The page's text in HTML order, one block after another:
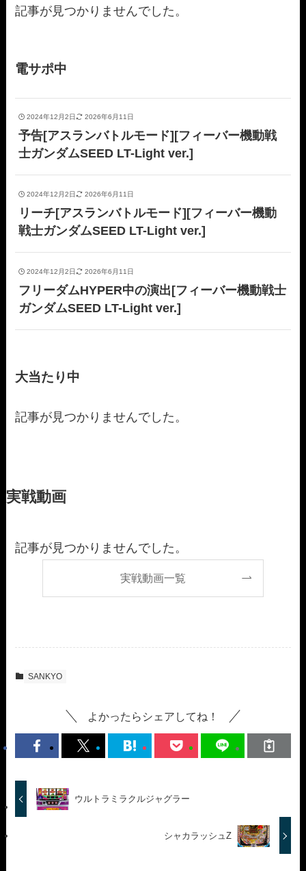
記事が見つかりませんでした。
電サポ中
2024年12月2日 2026年6月11日
予告[アスランバトルモード][フィーバー機動戦
士ガンダムSEED LT-Light ver.]
2024年12月2日 2026年6月11日
リーチ[アスランバトルモード][フィーバー機動
戦士ガンダムSEED LT-Light ver.]
2024年12月2日 2026年6月11日
フリーダムHYPER中の演出[フィーバー機動戦士
ガンダムSEED LT-Light ver.]
大当たり中
記事が見つかりませんでした。
実戦動画
記事が見つかりませんでした。
実戦動画一覧
SANKYO
よかったらシェアしてね！
ウルトラミラクルジャグラー
シャカラッシュZ